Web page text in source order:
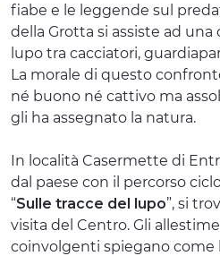
fiabe e le leggende sul
della Grotta si assiste ad
lupo tra cacciatori,
La morale di questo
né buono né cattivo ma
gli ha assegnato la natura.
In località Casermette di
dal paese con il percorso
“Sulle tracce del lupo”, si
visita del Centro. Gli
coinvolgenti spiegano come